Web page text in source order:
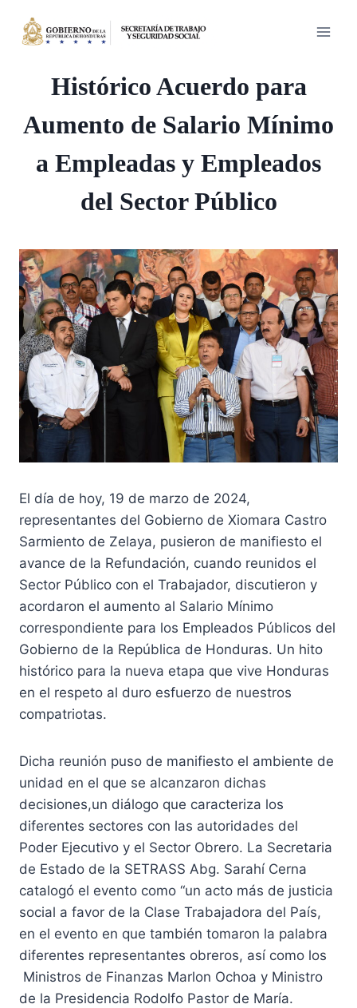
Histórico Acuerdo para
Aumento de Salario Mínimo
a Empleadas y Empleados
del Sector Público
El día de hoy, 19 de marzo de 2024,
representantes del Gobierno de Xiomara Castro
Sarmiento de Zelaya, pusieron de manifiesto el
avance de la Refundación, cuando reunidos el
Sector Público con el Trabajador, discutieron y
acordaron el aumento al Salario Mínimo
correspondiente para los Empleados Públicos del
Gobierno de la República de Honduras. Un hito
histórico para la nueva etapa que vive Honduras
en el respeto al duro esfuerzo de nuestros
compatriotas.
Dicha reunión puso de manifiesto el ambiente de
unidad en el que se alcanzaron dichas
decisiones,un diálogo que caracteriza los
diferentes sectores con las autoridades del
Poder Ejecutivo y el Sector Obrero. La Secretaria
de Estado de la SETRASS Abg. Sarahí Cerna
catalogó el evento como “un acto más de justicia
social a favor de la Clase Trabajadora del País,
en el evento en que también tomaron la palabra
diferentes representantes obreros, así como los
Ministros de Finanzas Marlon Ochoa y Ministro
de la Presidencia Rodolfo Pastor de María.